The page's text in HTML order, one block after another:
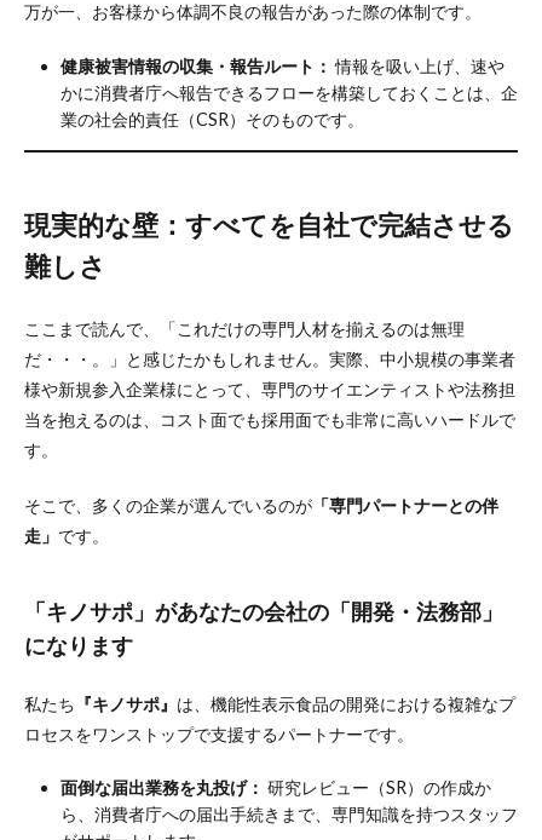
万が一、お客様から体調不良の報告があった際の体制です。
健康被害情報の収集・報告ルート： 情報を吸い上げ、速や
かに消費者庁へ報告できるフローを構築しておくことは、企
業の社会的責任（CSR）そのものです。
現実的な壁：すべてを自社で完結させる
難しさ
ここまで読んで、「これだけの専門人材を揃えるのは無理
だ・・・。」と感じたかもしれません。実際、中小規模の事業者
様や新規参入企業様にとって、専門のサイエンティストや法務担
当を抱えるのは、コスト面でも採用面でも非常に高いハードルで
す。
そこで、多くの企業が選んでいるのが 「専門パートナーとの伴
走」 です。
「キノサポ」があなたの会社の「開発・法務部」
になります
私たち 『キノサポ』 は、機能性表示食品の開発における複雑なプ
ロセスをワンストップで支援するパートナーです。
面倒な届出業務を丸投げ： 研究レビュー（SR）の作成か
ら、消費者庁への届出手続きまで、専門知識を持つスタッフ